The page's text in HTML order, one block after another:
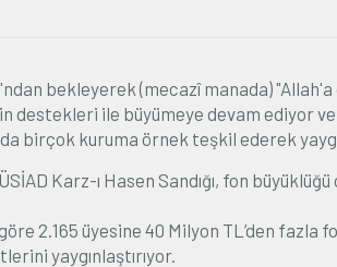
bekleyerek (mecazî manada)
destekleri ile büyümeye devam ediyor
birçok kuruma örnek teşkil ederek
Karz-ı Hasen Sandığı, fon
2.165 üyesine 40 Milyon TL’den fazla
yaygınlaştırıyor.